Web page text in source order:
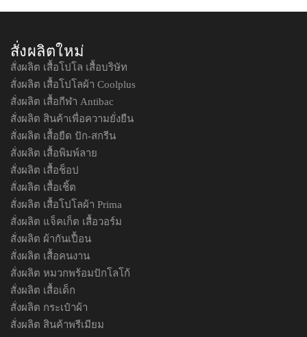
สั่งผลิตใหม่
สั่งผลิต เสื้อโปโล เสื้อบริษัท
สั่งผลิต เสื้อโปโลผ้า Coolplus
สั่งผลิต เสื้อกีฬา Antibac
สั่งผลิต สินค้าเพื่อความยั่งยืน
สั่งผลิต เสื้อยืด ปัก-สกรีน
สั่งผลิต เสื้อพิมพ์ลาย
สั่งผลิต เสื้อช็อป
สั่งผลิต เสื้อเชิ้ต
สั่งผลิต เสื้อโปโลผ้า Prima
สั่งผลิต แจ็คเก็ต เสื้อวอร์ม
สั่งผลิต ผ้ากันเปื้อน
สั่งผลิต เสื้อคนงาน
สั่งผลิต หมวกพร้อมปักโลโก้
สั่งผลิต เสื้อเด็ก
สั่งผลิต กระเป๋าผ้า
สั่งผลิต สินค้าพรีเมียม